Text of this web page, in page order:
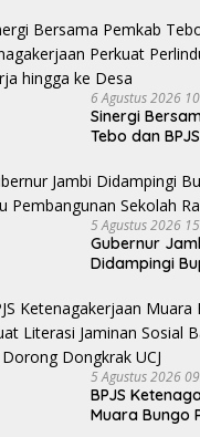
6 Agustus 2026
Sinergi
Tebo dan BPJS
Perlindungan
hingga ke
5 Agustus 2026
Gubernur
Didampingi
Sekolah
5 Agustus 2026
BPJS
Muara Bungo